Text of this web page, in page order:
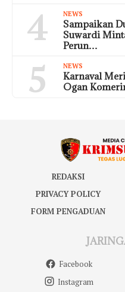
4 NEWS
Sampaikan
Suwardi
Perun…
5 NEWS
Karnaval
Ogan
REDAKSI
PRIVACY POLICY
FORM PENGADUAN
Facebook
Instagram